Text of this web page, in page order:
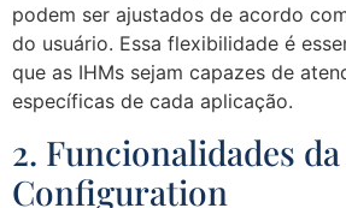
podem ser ajustados de acordo
do usuário. Essa flexibilidade é
que as IHMs sejam capazes de
específicas de cada aplicação.
2. Funcionalidades
Configuration